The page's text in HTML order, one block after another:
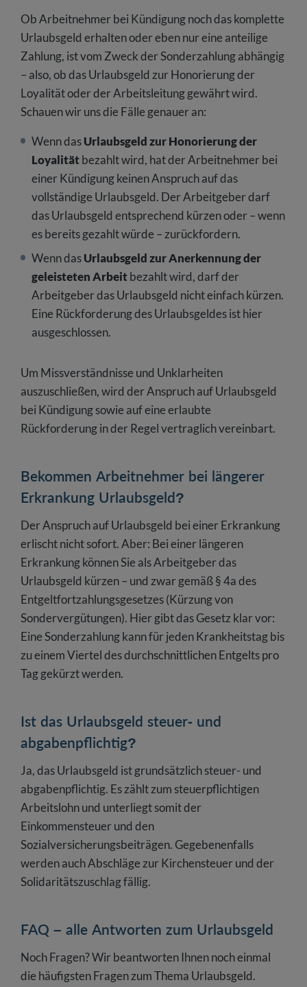
Ob Arbeitnehmer bei Kündigung noch das komplette
Urlaubsgeld erhalten oder eben nur eine anteilige
Zahlung, ist vom Zweck der Sonderzahlung abhängig
– also, ob das Urlaubsgeld zur Honorierung der
Loyalität oder der Arbeitsleitung gewährt wird.
Schauen wir uns die Fälle genauer an:
Wenn dasUrlaubsgeld zur Honorierung der
Loyalitätbezahlt wird, hat der Arbeitnehmer bei
einer Kündigung keinen Anspruch auf das
vollständige Urlaubsgeld. Der Arbeitgeber darf
das Urlaubsgeld entsprechend kürzen oder – wenn
es bereits gezahlt würde – zurückfordern.
Wenn dasUrlaubsgeld zur Anerkennung der
geleisteten Arbeitbezahlt wird, darf der
Arbeitgeber das Urlaubsgeld nicht einfach kürzen.
Eine Rückforderung des Urlaubsgeldes ist hier
ausgeschlossen.
Um Missverständnisse und Unklarheiten
auszuschließen, wird der Anspruch auf Urlaubsgeld
bei Kündigung sowie auf eine erlaubte
Rückforderung in der Regel vertraglich vereinbart.
Bekommen Arbeitnehmer bei längerer
Erkrankung Urlaubsgeld?
Der Anspruch auf Urlaubsgeld bei einer Erkrankung
erlischt nicht sofort. Aber: Bei einer längeren
Erkrankung können Sie als Arbeitgeber das
Urlaubsgeld kürzen – und zwar gemäß § 4a des
Entgeltfortzahlungsgesetzes (Kürzung von
Sondervergütungen). Hier gibt das Gesetz klar vor:
Eine Sonderzahlung kann für jeden Krankheitstag bis
zu einem Viertel des durchschnittlichen Entgelts pro
Tag gekürzt werden.
Ist das Urlaubsgeld steuer- und
abgabenpflichtig?
Ja, das Urlaubsgeld ist grundsätzlich steuer- und
abgabenpflichtig. Es zählt zum steuerpflichtigen
Arbeitslohn und unterliegt somit der
Einkommensteuer und den
Sozialversicherungsbeiträgen. Gegebenenfalls
werden auch Abschläge zur Kirchensteuer und der
Solidaritätszuschlag fällig.
FAQ – alle Antworten zum Urlaubsgeld
Noch Fragen? Wir beantworten Ihnen noch einmal
die häufigsten Fragen zum Thema Urlaubsgeld.